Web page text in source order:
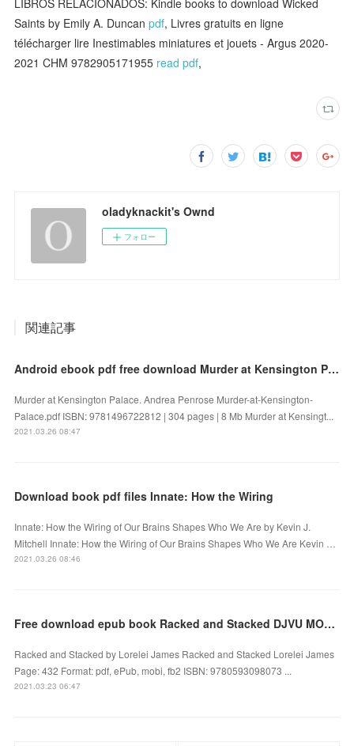
Saints by Emily A. Duncanpdf, Livres gratuits en ligne
télécharger lire Inestimables miniatures et jouets - Argus 2020-
2021 CHM 9782905171955 read pdf,
oladyknackit's Ownd
フォロー
関連記事
Android ebook pdf free download Murder at Kensington Palace 9781496722812 CHM PDF
Murder at Kensington Palace. Andrea Penrose Murder-at-Kensington-
Palace.pdf ISBN: 9781496722812 | 304 pages | 8 Mb Murder at Kensingt...
2021.03.26 08:47
Download book pdf files Innate: How the Wiring
Innate: How the Wiring of Our Brains Shapes Who We Are by Kevin J.
Mitchell Innate: How the Wiring of Our Brains Shapes Who We Are Kevin …
2021.03.26 08:46
Free download epub book Racked and Stacked DJVU MOBI PDB
Racked and Stacked by Lorelei James Racked and Stacked Lorelei James
Page: 432 Format: pdf, ePub, mobi, fb2 ISBN: 9780593098073 ...
2021.03.23 06:47